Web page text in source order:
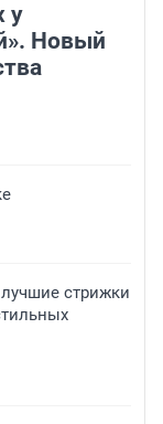
у
Новый
стрижки